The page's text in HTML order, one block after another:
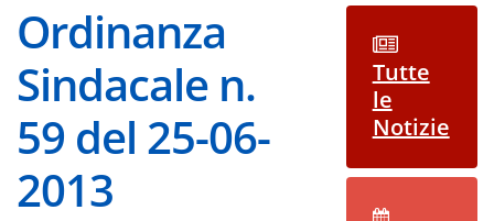
Ordinanza
Sindacale n.
59 del 25-06-
2013
Tutte
le
Notizie